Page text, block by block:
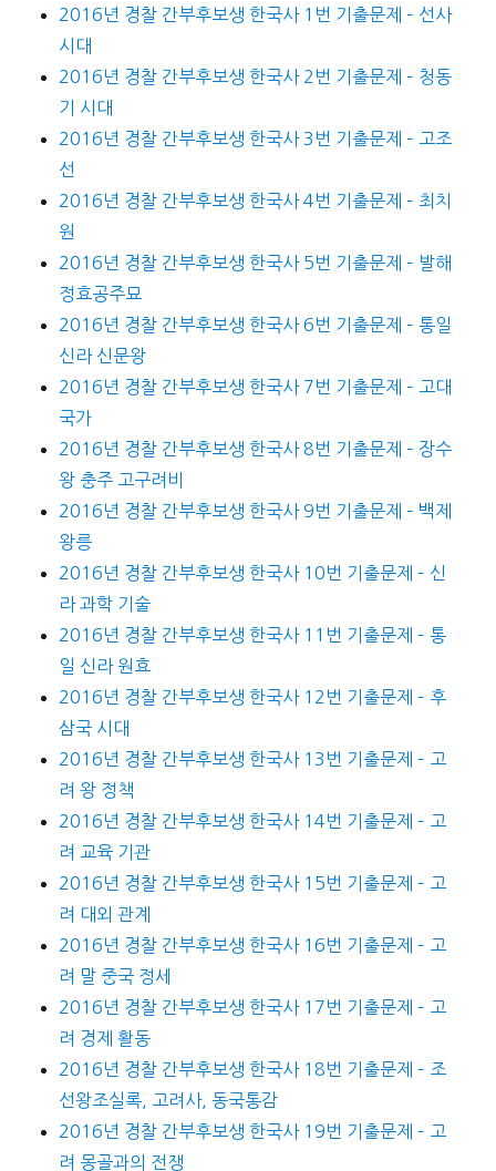
2016년 경찰 간부후보생 한국사 1번 기출문제 – 선사
시대
2016년 경찰 간부후보생 한국사 2번 기출문제 – 청동
기 시대
2016년 경찰 간부후보생 한국사 3번 기출문제 – 고조
선
2016년 경찰 간부후보생 한국사 4번 기출문제 – 최치
원
2016년 경찰 간부후보생 한국사 5번 기출문제 – 발해
정효공주묘
2016년 경찰 간부후보생 한국사 6번 기출문제 – 통일
신라 신문왕
2016년 경찰 간부후보생 한국사 7번 기출문제 – 고대
국가
2016년 경찰 간부후보생 한국사 8번 기출문제 – 장수
왕 충주 고구려비
2016년 경찰 간부후보생 한국사 9번 기출문제 – 백제
왕릉
2016년 경찰 간부후보생 한국사 10번 기출문제 – 신
라 과학 기술
2016년 경찰 간부후보생 한국사 11번 기출문제 – 통
일 신라 원효
2016년 경찰 간부후보생 한국사 12번 기출문제 – 후
삼국 시대
2016년 경찰 간부후보생 한국사 13번 기출문제 – 고
려 왕 정책
2016년 경찰 간부후보생 한국사 14번 기출문제 – 고
려 교육 기관
2016년 경찰 간부후보생 한국사 15번 기출문제 – 고
려 대외 관계
2016년 경찰 간부후보생 한국사 16번 기출문제 – 고
려 말 중국 정세
2016년 경찰 간부후보생 한국사 17번 기출문제 – 고
려 경제 활동
2016년 경찰 간부후보생 한국사 18번 기출문제 – 조
선왕조실록, 고려사, 동국통감
2016년 경찰 간부후보생 한국사 19번 기출문제 – 고
려 몽골과의 전쟁